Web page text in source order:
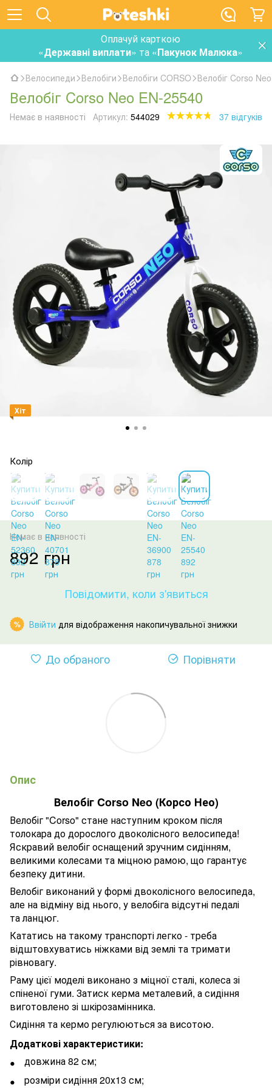
Оплачуй карткою
«Державні виплати» та «Пакунок Малюка»
Велосипеди Велобіги Велобіги CORSO Велобіг Corso
Велобіг Corso Neo EN-25540
Немає в наявності Артикул: 544029 37 відгуків
Хіт
Колір
Немає в наявності
892 грн
Повідомити, коли з'явиться
% Ввійти для відображення накопичувальної знижки
До обраного Порівняти
Опис
Велобіг Corso Neo (Корсо Нео)
Велобіг "Corso" стане наступним кроком після
толокара до дорослого двоколісного велосипеда!
Яскравий велобіг оснащений зручним сидінням,
великими колесами та міцною рамою, що гарантує
безпеку дитини.
Велобіг виконаний у формі двоколісного велосипеда,
але на відміну від нього, у велобіга відсутні педалі
та ланцюг.
Кататись на такому транспорті легко - треба
відштовхуватись ніжками від землі та тримати
рівновагу.
Раму цієї моделі виконано з міцної сталі, колеса зі
спіненої гуми. Затиск керма металевий, а сидіння
виготовлено зі шкірозамінника.
Сидіння та кермо регулюються за висотою.
Додаткові характеристики:
довжина 82 см;
розміри сидіння 20х13 см;